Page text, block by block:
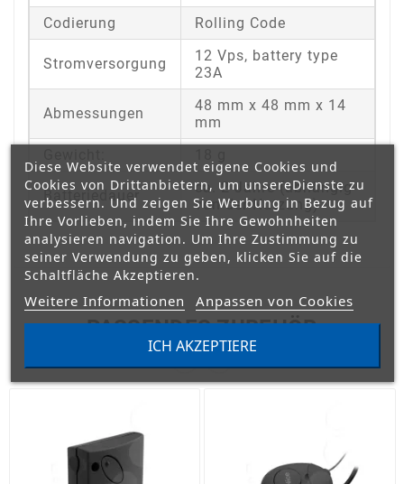
Codierung Rolling Code
Stromversorgung
12 Vps, battery type
23A
Abmessungen
48 mm x 48 mm x 14
mm
Batteriedauer
ca. 2 Jahre (abhängig
von der Nutzung)
PASSENDES ZUBEHÖR
Diese Website verwendet eigene Cookies und
Cookies von Drittanbietern, um unsereDienste zu
verbessern. Und zeigen Sie Werbung in Bezug auf
Ihre Vorlieben, indem Sie Ihre Gewohnheiten
analysieren navigation. Um Ihre Zustimmung zu
seiner Verwendung zu geben, klicken Sie auf die
Schaltfläche Akzeptieren.
Weitere Informationen Anpassen von Cookies
ICH AKZEPTIERE